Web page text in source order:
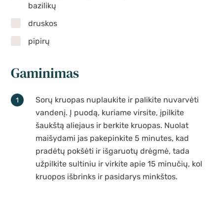
bazilikų
druskos
pipirų
Gaminimas
Sorų kruopas nuplaukite ir palikite nuvarvėti
vandenį. Į puodą, kuriame virsite, įpilkite
šaukštą aliejaus ir berkite kruopas. Nuolat
maišydami jas pakepinkite 5 minutes, kad
pradėtų pokšėti ir išgaruotų drėgmė, tada
užpilkite sultiniu ir virkite apie 15 minučių, kol
kruopos išbrinks ir pasidarys minkštos.